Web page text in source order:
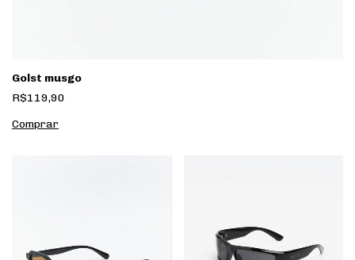
Golst musgo
R$119,90